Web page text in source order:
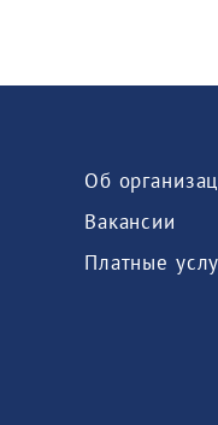
Об
Вакансии
Платные